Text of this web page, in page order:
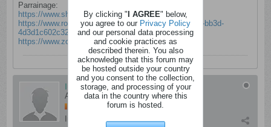
Parrainage:
https://www.shopmium.com/be-fr/referral/5n3uh6
https://www.royaltiz.com/referral/79fca384-cfb0-4a58-bb3d-
4d3d1c602c32
https://www.zooplus.be/invitations/PKds2iKs
lucdec
Anormal
mars 2021 Messages:
By clicking "I AGREE" below,
you agree to our Privacy Policy
and our personal data processing
and cookie practices as
described therein. You also
acknowledge that this forum may
be hosted outside your country
and you consent to the collection,
storage, and processing of your
data in the country where this
forum is hosted.